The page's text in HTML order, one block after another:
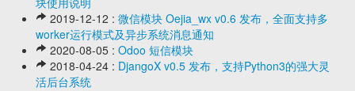
2019-12-12 : 微信模块 Oejia_wx v0.6 发布，全面支持多
worker运行模式及异步系统消息通知
2020-08-05 : Odoo 短信模块
2018-04-24 : DjangoX v0.5 发布，支持Python3的强大灵
活后台系统